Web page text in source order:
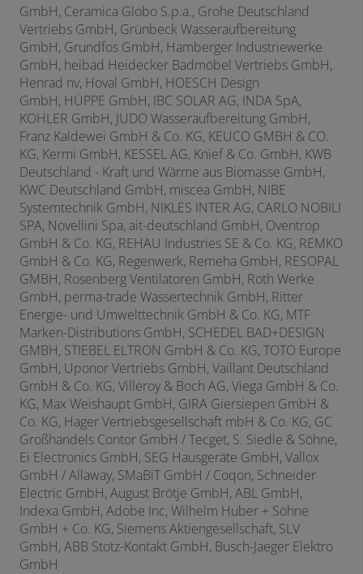
GmbH, Ceramica Globo S.p.a., Grohe Deutschland
Vertriebs GmbH, Grünbeck Wasseraufbereitung
GmbH, Grundfos GmbH, Hamberger Industriewerke
GmbH, heibad Heidecker Badmöbel Vertriebs GmbH,
Henrad nv, Hoval GmbH, HOESCH Design
GmbH, HÜPPE GmbH, IBC SOLAR AG, INDA SpA,
KOHLER GmbH, JUDO Wasseraufbereitung GmbH,
Franz Kaldewei GmbH & Co. KG, KEUCO GMBH & CO.
KG, Kermi GmbH, KESSEL AG, Knief & Co. GmbH, KWB
Deutschland - Kraft und Wärme aus Biomasse GmbH,
KWC Deutschland GmbH, miscea GmbH, NIBE
Systemtechnik GmbH, NIKLES INTER AG, CARLO NOBILI
SPA, Novellini Spa, ait-deutschland GmbH, Oventrop
GmbH & Co. KG, REHAU Industries SE & Co. KG, REMKO
GmbH & Co. KG, Regenwerk, Remeha GmbH, RESOPAL
GMBH, Rosenberg Ventilatoren GmbH, Roth Werke
GmbH, perma-trade Wassertechnik GmbH, Ritter
Energie- und Umwelttechnik GmbH & Co. KG, MTF
Marken-Distributions GmbH, SCHEDEL BAD+DESIGN
GMBH, STIEBEL ELTRON GmbH & Co. KG, TOTO Europe
GmbH, Uponor Vertriebs GmbH, Vaillant Deutschland
GmbH & Co. KG, Villeroy & Boch AG, Viega GmbH & Co.
KG, Max Weishaupt GmbH, GIRA Giersiepen GmbH &
Co. KG, Hager Vertriebsgesellschaft mbH & Co. KG, GC
Großhandels Contor GmbH / Tecget, S. Siedle & Söhne,
Ei Electronics GmbH, SEG Hausgeräte GmbH, Vallox
GmbH / Allaway, SMaBiT GmbH / Coqon, Schneider
Electric GmbH, August Brötje GmbH, ABL GmbH,
Indexa GmbH, Adobe Inc, Wilhelm Huber + Söhne
GmbH + Co. KG, Siemens Aktiengesellschaft, SLV
GmbH, ABB Stotz-Kontakt GmbH, Busch-Jaeger Elektro
GmbH